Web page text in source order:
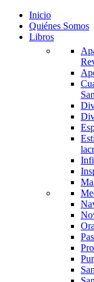
Inicio
Quiénes Somos
Libros